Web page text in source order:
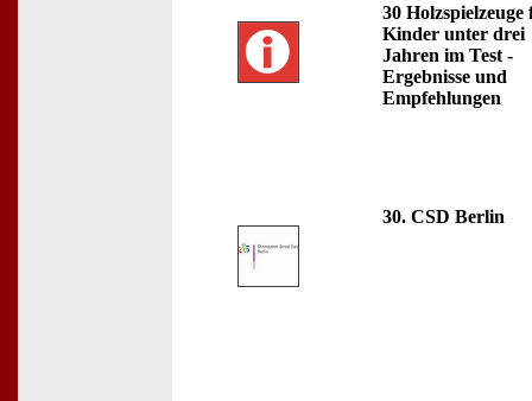
30 Holzspielzeuge
Kinder unter drei
Jahren im Test -
Ergebnisse und
Empfehlungen
30. CSD Berlin